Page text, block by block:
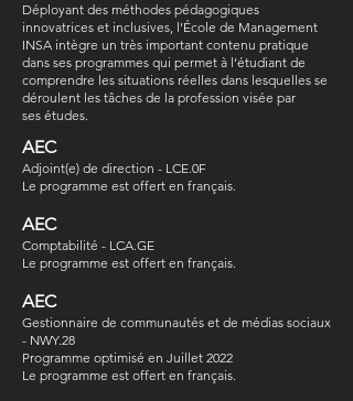
Déployant des méthodes pédagogiques
innovatrices et inclusives, l’École de Management
INSA intègre un très important contenu pratique
dans ses programmes qui permet à l’étudiant de
comprendre les situations réelles dans lesquelles se
déroulent les tâches de la profession visée par
ses études.
AEC
Adjoint(e) de direction - LCE.0F
Le programme est offert en français.
AEC
Comptabilité - LCA.GE
Le programme est offert en français.
AEC
Gestionnaire de communautés et de médias sociaux
- NWY.28
Programme optimisé en Juillet 2022
Le programme est offert en français.